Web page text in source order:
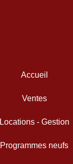
Accueil
Ventes
Locations - Gestion
Programmes neufs